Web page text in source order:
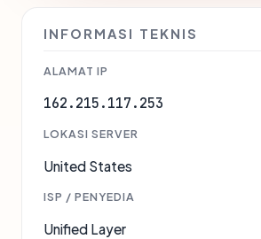
INFORMASI TEKNIS
ALAMAT IP
162.215.117.253
LOKASI SERVER
United States
ISP / PENYEDIA
Unified Layer